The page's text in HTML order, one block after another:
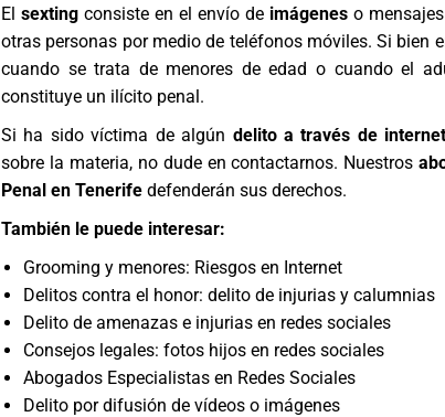
El sexting consiste en el envío de imágenes o
otras personas por medio de teléfonos móviles. Si bien
cuando se trata de menores de edad o cuando el
constituye un ilícito penal.
Si ha sido víctima de algún delito a través de internet
sobre la materia, no dude en contactarnos. Nuestros
Penal en Tenerife defenderán sus derechos.
También le puede interesar:
Grooming y menores: Riesgos en Internet
Delitos contra el honor: delito de injurias y calumnias
Delito de amenazas e injurias en redes sociales
Consejos legales: fotos hijos en redes sociales
Abogados Especialistas en Redes Sociales
Delito por difusión de vídeos o imágenes